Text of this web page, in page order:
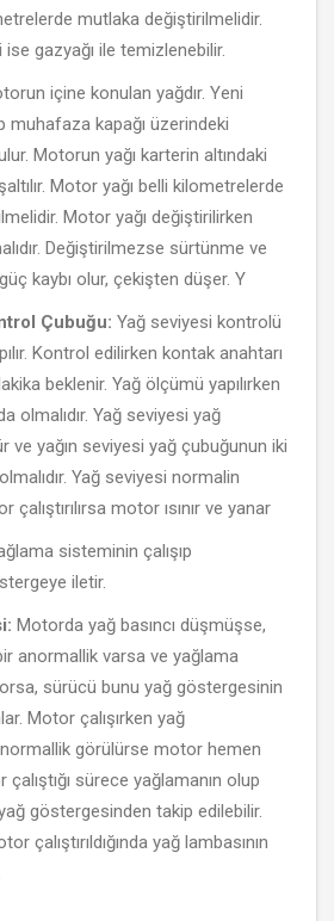
mutlaka değiştirilmelidir.
ise gazyağı ile temizlenebilir.
içine konulan yağdır. Yeni
muhafaza kapağı üzerindeki
Motorun yağı karterin altındaki
Motor yağı belli kilometrelerde
Motor yağı değiştirilirken
Değiştirilmezse sürtünme ve
kaybı olur, çekişten düşer. Y
Çubuğu: Yağ seviyesi kontrolü
Kontrol edilirken kontak anahtarı
beklenir. Yağ ölçümü yapılırken
olmalıdır. Yağ seviyesi yağ
ve yağın seviyesi yağ çubuğunun iki
Yağ seviyesi normalin
çalıştırılırsa motor ısınır ve yanar
sisteminin çalışıp
iletir.
Motorda yağ basıncı düşmüşse,
anormallik varsa ve yağlama
sürücü bunu yağ göstergesinin
Motor çalışırken yağ
görülürse motor hemen
sürece yağlamanın olup
göstergesinden takip edilebilir.
çalıştırıldığında yağ lambasının